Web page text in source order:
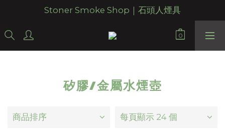
Stoner Smoke Shop｜石頭人煙具
矽膠/金屬水煙壺
商品排序 每頁顯示 24 個